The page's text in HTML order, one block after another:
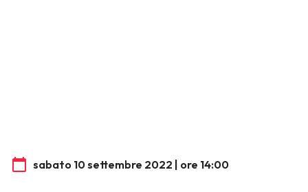
sabato 10 settembre 2022 | ore 14:00